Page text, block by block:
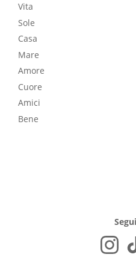
Vita
Sole
Casa
Mare
Amore
Cuore
Amici
Bene